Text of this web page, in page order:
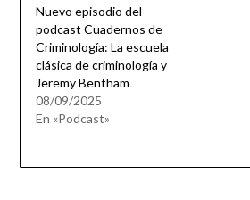
Nuevo episodio del
podcast Cuadernos de
Criminología: La escuela
clásica de criminología y
Jeremy Bentham
08/09/2025
En «Podcast»